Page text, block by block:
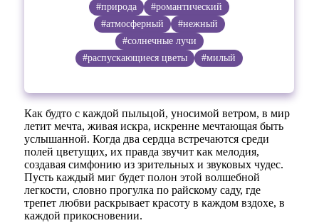
#природа
#романтический
#атмосферный
#нежный
#солнечные лучи
#распускающиеся цветы
#милый
Как будто с каждой пыльцой, уносимой ветром, в мир
летит мечта, живая искра, искренне мечтающая быть
услышанной. Когда два сердца встречаются среди
полей цветущих, их правда звучит как мелодия,
создавая симфонию из зрительных и звуковых чудес.
Пусть каждый миг будет полон этой волшебной
легкости, словно прогулка по райскому саду, где
трепет любви раскрывает красоту в каждом вздохе, в
каждой прикосновении.